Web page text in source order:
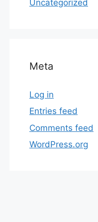
Uncategorized
Meta
Log in
Entries feed
Comments feed
WordPress.org